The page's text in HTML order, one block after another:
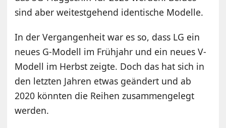
sind aber weitestgehend identische Modelle.
In der Vergangenheit war es so, dass LG ein
neues G-Modell im Frühjahr und ein neues V-
Modell im Herbst zeigte. Doch das hat sich in
den letzten Jahren etwas geändert und ab
2020 könnten die Reihen zusammengelegt
werden.